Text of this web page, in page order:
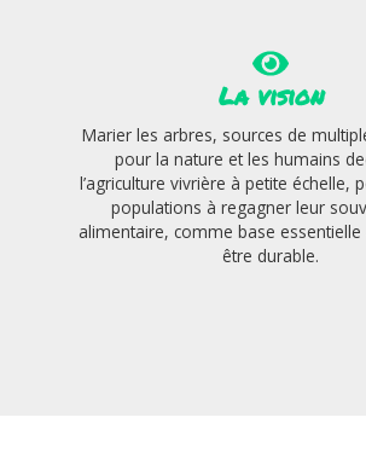
La vision
Marier les arbres, sources de
pour la nature et les humains
l’agriculture vivrière à petite échelle,
populations à regagner leur
alimentaire, comme base
être durable.